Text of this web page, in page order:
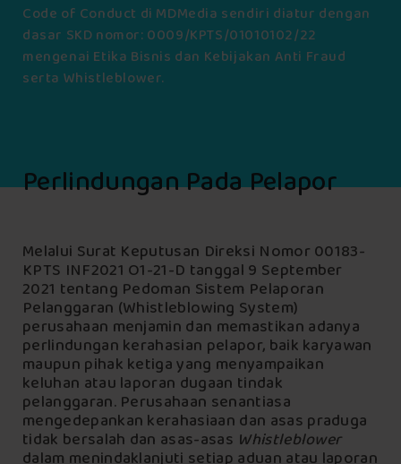
Code of Conduct di MDMedia sendiri diatur dengan
dasar SKD nomor: 0009/KPTS/01010102/22
mengenai Etika Bisnis dan Kebijakan Anti Fraud
serta Whistleblower.
Perlindungan Pada Pelapor
Melalui Surat Keputusan Direksi Nomor 00183-
KPTS INF2021 O1-21-D tanggal 9 September
2021 tentang Pedoman Sistem Pelaporan
Pelanggaran (Whistleblowing System)
perusahaan menjamin dan memastikan adanya
perlindungan kerahasian pelapor, baik karyawan
maupun pihak ketiga yang menyampaikan
keluhan atau laporan dugaan tindak
pelanggaran. Perusahaan senantiasa
mengedepankan kerahasiaan dan asas praduga
tidak bersalah dan asas-asasWhistleblower